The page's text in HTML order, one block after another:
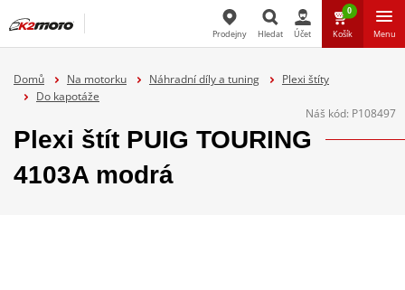
Prodejny Hledat Účet
0
Košík Menu
Domů Na motorku Náhradní díly a tuning
Plexi štíty
Do kapotáže
Náš kód: P108497
Plexi štít PUIG TOURING
4103A modrá